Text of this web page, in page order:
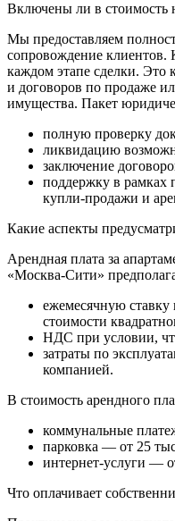
Включены ли в стоимость
Мы предоставляем
сопровождение клиентов.
каждом этапе сделки. Это
и договоров по продаже
имущества. Пакет
полную проверку
ликвидацию
заключение
поддержку в рамках
купли-продажи и
Какие аспекты
Арендная плата за
«Москва-Сити»
ежемесячную ставку
стоимости
НДС при условии,
затраты по
компанией.
В стоимость арендного
коммунальные
парковка — от 25
интернет-услуги —
Что оплачивает